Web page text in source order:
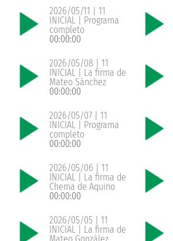
2026/05/11 | 11
INICIAL | Programa
completo
00:00:00
2026/05/08 | 11
INICIAL | La firma de
Mateo Sánchez
00:00:00
2026/05/07 | 11
INICIAL | Programa
completo
00:00:00
2026/05/06 | 11
INICIAL | La firma de
Chema de Aquino
00:00:00
2026/05/05 | 11
INICIAL | La firma de